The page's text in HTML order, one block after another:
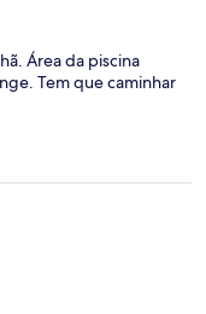
Área da piscina
Tem que caminhar